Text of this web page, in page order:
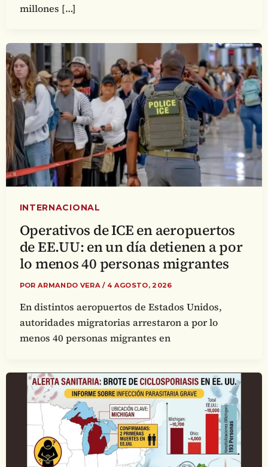
millones […]
INTERNACIONAL
Operativos de ICE en aeropuertos
de EE.UU: en un día detienen a por
lo menos 40 personas migrantes
POR ARMANDO VERA/ 4 AGOSTO, 2026
En distintos aeropuertos de Estados Unidos,
autoridades migratorias arrestaron a por lo
menos 40 personas migrantes en